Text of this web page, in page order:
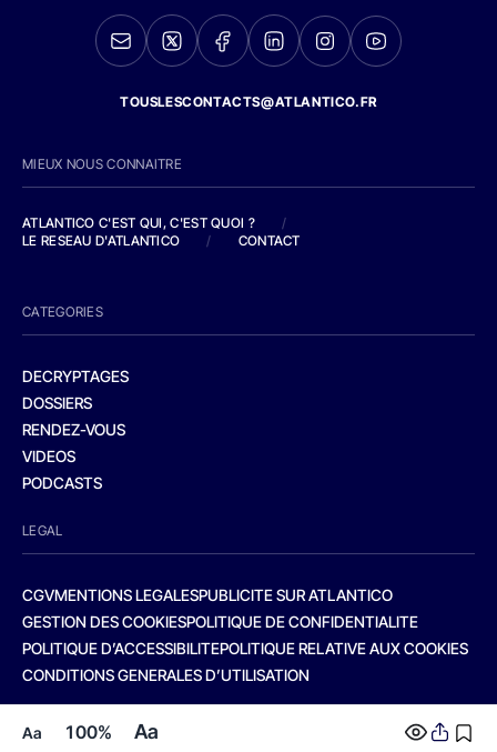
Aa 100% Aa
TOUSLESCONTACTS@ATLANTICO.FR
MIEUX NOUS CONNAITRE
ATLANTICO C'EST QUI, C'EST QUOI ?
/
LE RESEAU D'ATLANTICO
/ CONTACT
CATEGORIES
DECRYPTAGES
DOSSIERS
RENDEZ-VOUS
VIDEOS
PODCASTS
LEGAL
CGVMENTIONS LEGALESPUBLICITE SUR ATLANTICO
GESTION DES COOKIESPOLITIQUE DE CONFIDENTIALITE
POLITIQUE D’ACCESSIBILITEPOLITIQUE RELATIVE AUX COOKIES
CONDITIONS GENERALES D’UTILISATION